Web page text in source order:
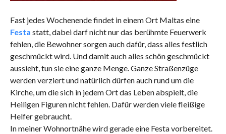
Fast jedes Wochenende findet in einem Ort Maltas eine
Festa statt, dabei darf nicht nur das berühmte Feuerwerk
fehlen, die Bewohner sorgen auch dafür, dass alles festlich
geschmückt wird. Und damit auch alles schön geschmückt
aussieht, tun sie eine ganze Menge. Ganze Straßenzüge
werden verziert und natürlich dürfen auch rund um die
Kirche, um die sich in jedem Ort das Leben abspielt, die
Heiligen Figuren nicht fehlen. Dafür werden viele fleißige
Helfer gebraucht.
In meiner Wohnortnähe wird gerade eine Festa vorbereitet.